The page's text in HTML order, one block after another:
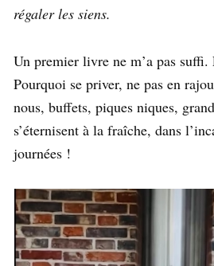
régaler les siens.
Un premier livre ne m’a pas
Pourquoi se priver, ne pas en
nous, buffets, piques niques,
s’éternisent à la fraîche, dans
journées !